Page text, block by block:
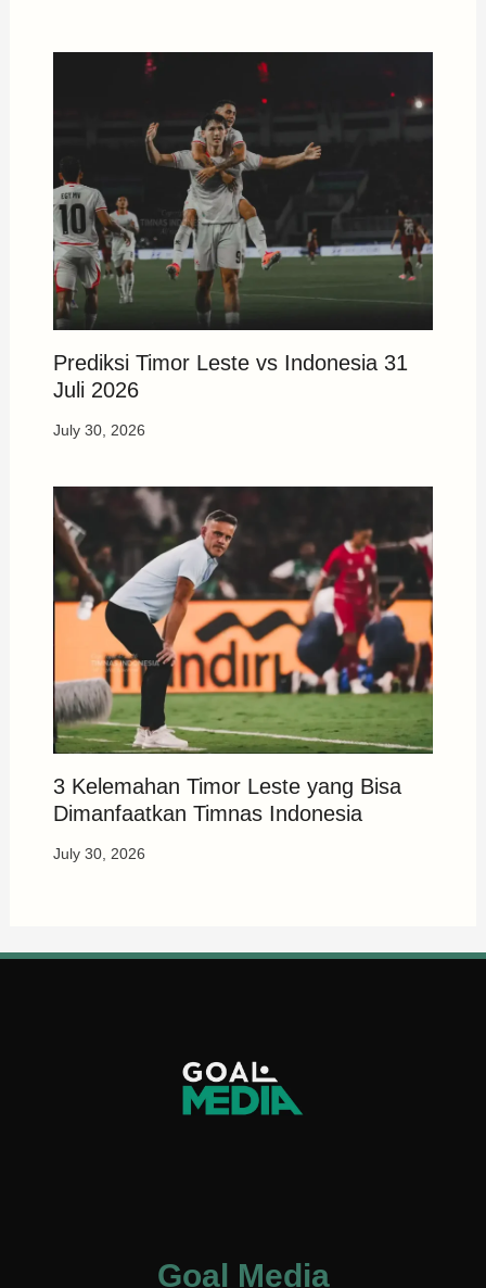
Prediksi Timor Leste vs Indonesia 31
Juli 2026
July 30, 2026
3 Kelemahan Timor Leste yang Bisa
Dimanfaatkan Timnas Indonesia
July 30, 2026
Goal Media